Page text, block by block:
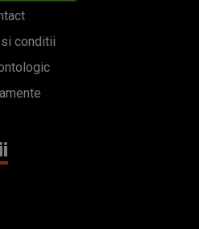
conditii